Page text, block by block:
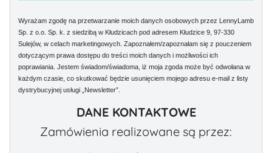
Wyrażam zgodę na przetwarzanie moich danych osobowych przez LennyLamb
Sp. z o.o. Sp. k. z siedzibą w Kłudzicach pod adresem Kłudzice 9, 97-330
Sulejów, w celach marketingowych. Zapoznałem/zapoznałam się z pouczeniem
dotyczącym prawa dostępu do treści moich danych i możliwości ich
poprawiania. Jestem świadom/świadoma, iż moja zgoda może być odwołana w
każdym czasie, co skutkować będzie usunięciem mojego adresu e-mail z listy
dystrybucyjnej usługi „Newsletter”.
DANE KONTAKTOWE
Zamówienia realizowane są przez: